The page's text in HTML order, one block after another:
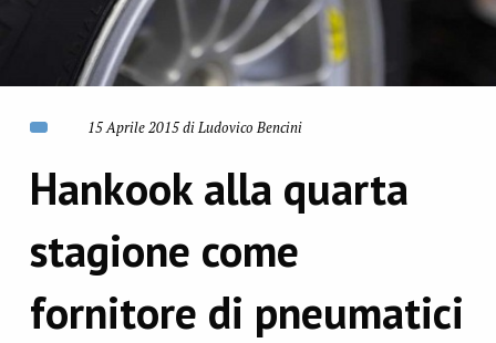
15 Aprile 2015 di Ludovico Bencini
Hankook alla quarta
stagione come
fornitore di pneumatici